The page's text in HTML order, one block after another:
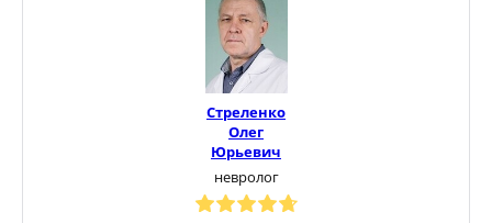
Стреленко
Олег
Юрьевич
невролог